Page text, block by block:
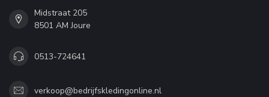
Midstraat 205
8501 AM Joure
0513-724641
verkoop@bedrijfskledingonline.nl